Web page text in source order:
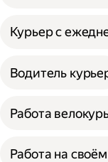
Курьер с
Водитель
Работа
Работа на